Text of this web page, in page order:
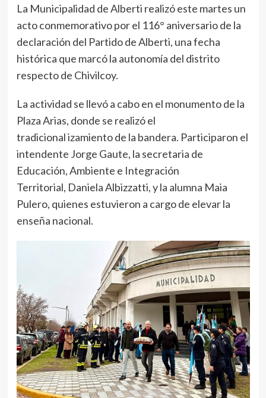
La Municipalidad de Alberti realizó este martes un
acto conmemorativo por el 116° aniversario de la
declaración del Partido de Alberti, una fecha
histórica que marcó la autonomía del distrito
respecto de Chivilcoy.
La actividad se llevó a cabo en el monumento de la
Plaza Arias, donde se realizó el
tradicional izamiento de la bandera. Participaron el
intendente Jorge Gaute, la secretaria de
Educación, Ambiente e Integración
Territorial, Daniela Albizzatti, y la alumna Maia
Pulero, quienes estuvieron a cargo de elevar la
enseña nacional.